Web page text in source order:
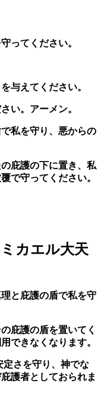
ってください。
与えてください。
い。アーメン。
私を守り、悪からの
庇護の下に置き、私
で守ってください。
カエル大天
と庇護の盾で私を守
庇護の盾を置いてく
できなくなります。
定さを守り、神でな
護者としておられま